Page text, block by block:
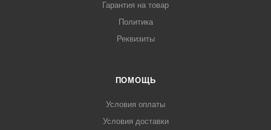
Гарантия на товар
Политика
Реквизиты
ПОМОЩЬ
Условия оплаты
Условия доставки